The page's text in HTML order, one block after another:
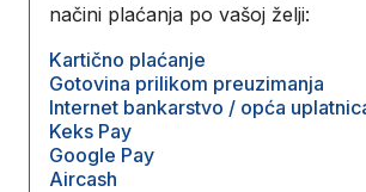
načini plaćanja po vašoj želji:
Kartično plaćanje
Gotovina prilikom preuzimanja
Internet bankarstvo / opća
Keks Pay
Google Pay
Aircash